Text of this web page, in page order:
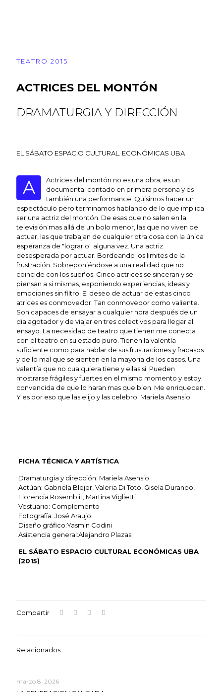
TEATRO 2015
ACTRICES DEL MONTÓN
DRAMATURGIA Y DIRECCIÓN
EL SÁBATO ESPACIO CULTURAL. ECONÓMICAS UBA
A
Actrices del montón no es una obra, es un
documental contado en primera persona y es
también una performance. Quisimos hacer un
espectáculo pero terminamos hablando de lo que implica
ser una actriz del montón. De esas que no salen en la
televisión mas allá de un bolo menor, las que no viven de
actuar, las que trabajan de cualquier otra cosa con la única
esperanza de "lograrlo" alguna vez. Una actriz
desesperada por actuar. Bordeando los limites de la
frustración. Sobreponiéndose a una realidad que no
coincide con los sueños. Cinco actrices se sinceran y se
piensan a si mismas, exponiendo experiencias, ideas y
emociones sin filtro. El deseo de actuar de estas cinco
atrices es conmovedor. Tan conmovedor como valiente.
Son capaces de ensayar a cualquier hora después de un
dia agotador y de viajar en tres colectivos para llegar al
ensayo. La necesidad de teatro que tienen me conecta
con el teatro en su estado puro. Tienen la valentía
suficiente como para hablar de sus frustraciones y fracasos
y de lo mal que se sienten en la mayoria de los casos. Una
valentía que no cualquiera tiene y ellas si. Pueden
mostrarse frágiles y fuertes en el mismo momento y estoy
convencida de que lo haran mas que bien. Me enriquecen.
Y es por eso que las elijo y las celebro. Mariela Asensio.
FICHA TÉCNICA Y ARTÍSTICA
Dramaturgia y dirección: Mariela Asensio
Actúan: Gabriela Blejer, Valeria Di Toto, Gisela Durando,
Florencia Rosemblit, Martina Viglietti
Vestuario: Complemento
Fotografía: José Araujo
Diseño gráfico:Yasmin Codini
Asistencia general:Alejandro Plazas
EL SÁBATO ESPACIO CULTURAL ECONÓMICAS UBA
(2015)
Compartir
Relacionados
marzo 8, 2026